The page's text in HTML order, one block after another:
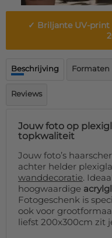
Deurmat
Over ons
Levertijden
✓ Briljante UV-print
Beschrijving Formaten
Reviews
Jouw foto op
topkwaliteit
Jouw foto’s
achter helder
wanddecoratie.
hoogwaardige
Fotogeschenk is
ook voor
liefst 200x300cm zit